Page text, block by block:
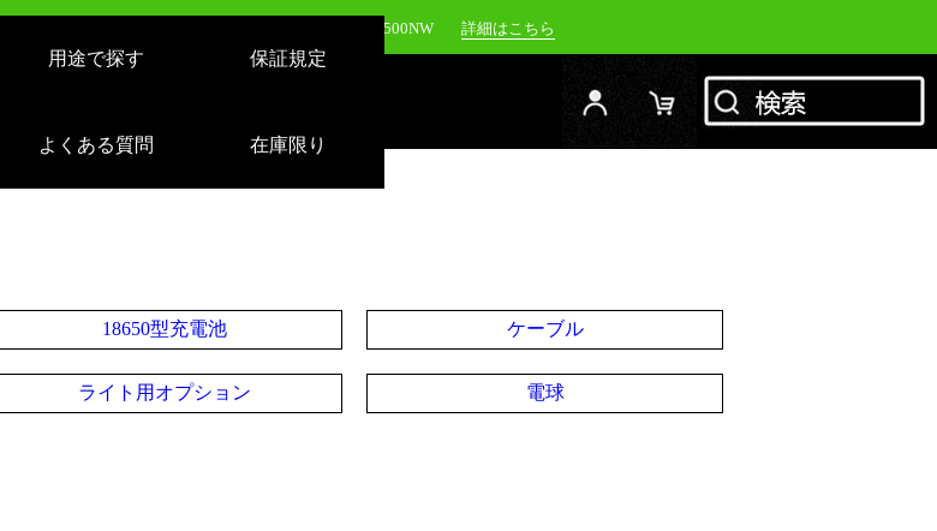
LEDバルーンライト AirGlowエアグロウ EVO KT-BL500NW 詳細はこちら
ト 充電式 10000lm 1500m遠距離照射 スタンドつき IP65 YC-1500M
士形 40W形/24W切り替え 4800lm 天井照明 LD-24-40RFJ
用途で探す 保証規定
よくある質問 在庫限り
18650型充電池 ケーブル
ライト用オプション 電球